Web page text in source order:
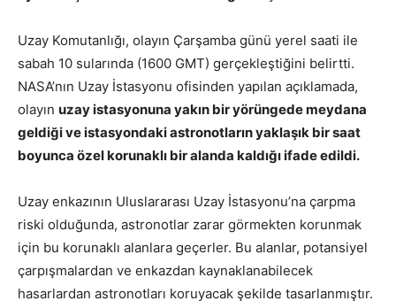
Uzay Komutanlığı, olayın Çarşamba günü yerel saati ile
sabah 10 sularında (1600 GMT) gerçekleştiğini belirtti.
NASA’nın Uzay İstasyonu ofisinden yapılan açıklamada,
olayın uzay istasyonuna yakın bir yörüngede meydana
geldiği ve istasyondaki astronotların yaklaşık bir saat
boyunca özel korunaklı bir alanda kaldığı ifade edildi.
Uzay enkazının Uluslararası Uzay İstasyonu’na çarpma
riski olduğunda, astronotlar zarar görmekten korunmak
için bu korunaklı alanlara geçerler. Bu alanlar, potansiyel
çarpışmalardan ve enkazdan kaynaklanabilecek
hasarlardan astronotları koruyacak şekilde tasarlanmıştır.